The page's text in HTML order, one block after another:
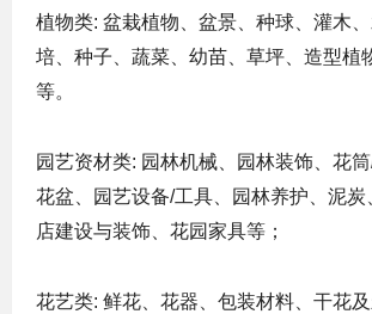
植物类: 盆栽植物、盆景、种球、灌木
培、种子、蔬菜、幼苗、草坪、造型植
等。
园艺资材类: 园林机械、园林装饰、花
花盆、园艺设备/工具、园林养护、泥
店建设与装饰、花园家具等；
花艺类: 鲜花、花器、包装材料、干花